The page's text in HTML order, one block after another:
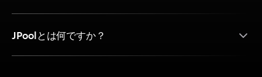
JPoolとは何ですか？